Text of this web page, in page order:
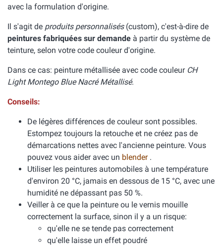
avec la formulation d'origine.
Il s'agit de produits personnalisés(custom), c'est-à-dire de
peintures fabriquées sur demande à partir du système de
teinture, selon votre code couleur d'origine.
Dans ce cas: peinture métallisée avec code couleur CH
Light Montego Blue Nacré Métallisé.
Conseils:
De légères différences de couleur sont possibles.
Estompez toujours la retouche et ne créez pas de
démarcations nettes avec l'ancienne peinture. Vous
pouvez vous aider avec un blender .
Utiliser les peintures automobiles à une température
d'environ 20 °C, jamais en dessous de 15 °C, avec une
humidité ne dépassant pas 50 %.
Veiller à ce que la peinture ou le vernis mouille
correctement la surface, sinon il y a un risque:
qu'elle ne se tende pas correctement
qu'elle laisse un effet poudré